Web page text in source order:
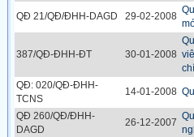
QĐ 21/QĐ/ĐHH-DAGD 29-02-2008
387/QĐ-ĐHH-ĐT 30-01-2008
QĐ: 020/QĐ-ĐHH-
TCNS
14-01-2008
QĐ 260/QĐ/ĐHH-
DAGD
26-12-2007